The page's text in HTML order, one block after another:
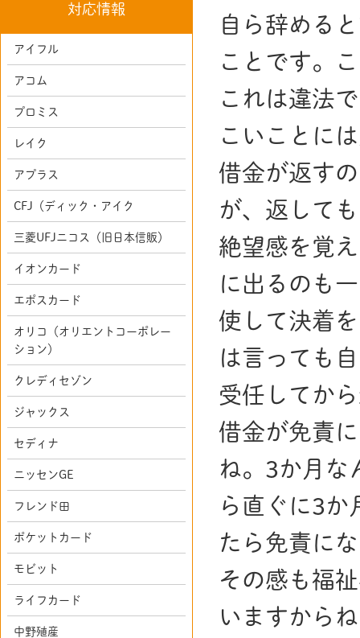
自ら辞める
ことです。
これは違法
こいことに
借金が返す
が、返して
絶望感を覚
に出るのも
使して決着
は言っても
受任してか
借金が免責
ね。3か月な
ら直ぐに3か
たら免責に
その感も福
いますから
対応情報
アイフル
アコム
プロミス
レイク
アプラス
CFJ（ディック・アイク
三菱UFJニコス（旧日本信販）
イオンカード
エポスカード
オリコ（オリエントコーポレー
ション）
クレディセゾン
ジャックス
セディナ
ニッセンGE
フレンド田
ポケットカード
モビット
ライフカード
中野殖産